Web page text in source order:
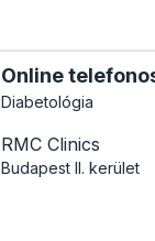
Online
Diabetológia
RMC Clinics
Budapest II. kerület